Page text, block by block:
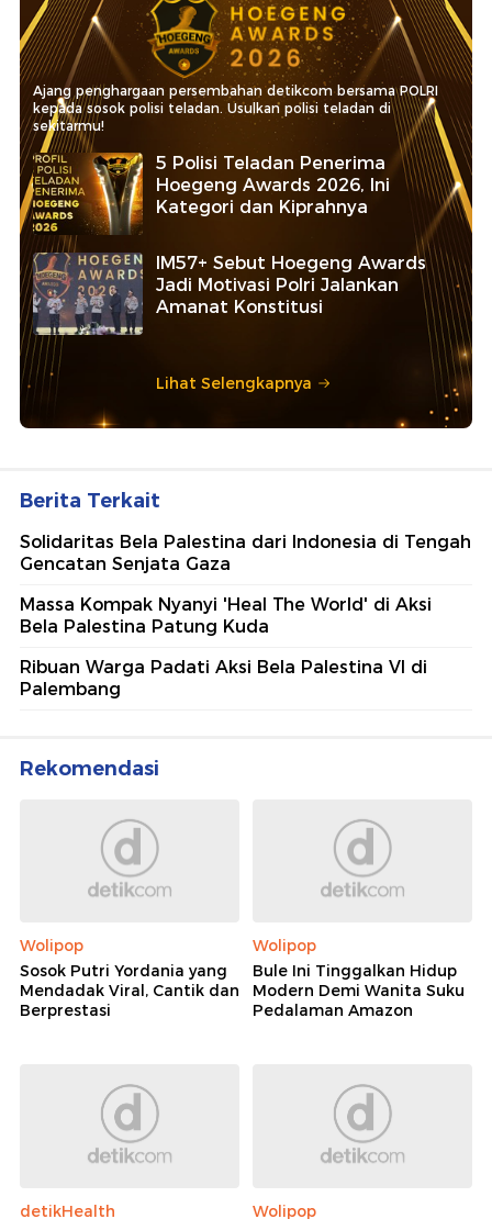
Ajang penghargaan persembahan detikcom bersama POLRI
kepada sosok polisi teladan. Usulkan polisi teladan di
sekitarmu!
5 Polisi Teladan Penerima
Hoegeng Awards 2026, Ini
Kategori dan Kiprahnya
IM57+ Sebut Hoegeng Awards
Jadi Motivasi Polri Jalankan
Amanat Konstitusi
Lihat Selengkapnya
Berita Terkait
Solidaritas Bela Palestina dari Indonesia di Tengah
Gencatan Senjata Gaza
Massa Kompak Nyanyi 'Heal The World' di Aksi
Bela Palestina Patung Kuda
Ribuan Warga Padati Aksi Bela Palestina VI di
Palembang
Rekomendasi
Wolipop
Sosok Putri Yordania yang
Mendadak Viral, Cantik dan
Berprestasi
Wolipop
Bule Ini Tinggalkan Hidup
Modern Demi Wanita Suku
Pedalaman Amazon
detikHealth
Wolipop